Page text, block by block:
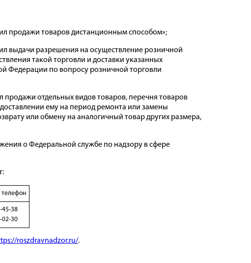
продажи товаров дистанционным способом»;
выдачи разрешения на осуществление розничной
такой торговли и доставки указанных
Федерации по вопросу розничной торговли
продажи отдельных видов товаров, перечня товаров
ему на период ремонта или замены
или обмену на аналогичный товар других размера,
о Федеральной службе по надзору в сфере
45-38
02-30
телефон
roszdravnadzor.ru/.